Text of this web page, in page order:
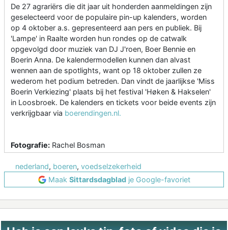
De 27 agrariërs die dit jaar uit honderden aanmeldingen zijn
geselecteerd voor de populaire pin-up kalenders, worden
op 4 oktober a.s. gepresenteerd aan pers en publiek. Bij
'Lampe' in Raalte worden hun rondes op de catwalk
opgevolgd door muziek van DJ J'roen, Boer Bennie en
Boerin Anna. De kalendermodellen kunnen dan alvast
wennen aan de spotlights, want op 18 oktober zullen ze
wederom het podium betreden. Dan vindt de jaarlijkse 'Miss
Boerin Verkiezing' plaats bij het festival 'Høken & Hakselen'
in Loosbroek. De kalenders en tickets voor beide events zijn
verkrijgbaar via boerendingen.nl.
Fotografie: Rachel Bosman
nederland, boeren, voedselzekerheid
Maak Sittardsdagbladje Google-favoriet